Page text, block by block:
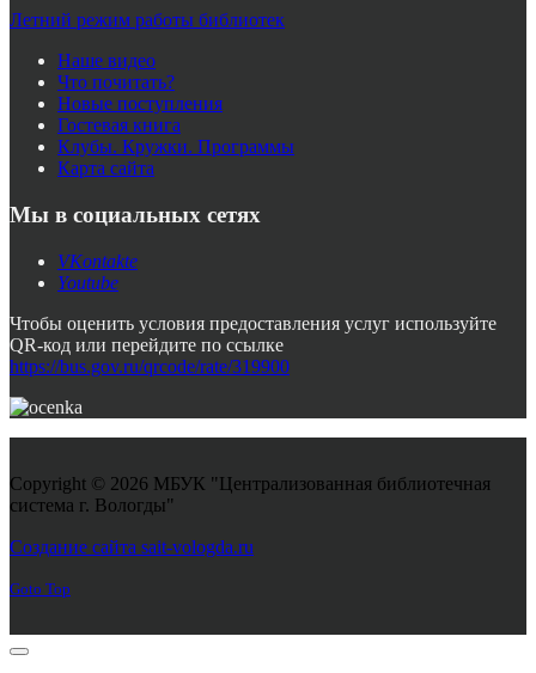
Летний режим работы библиотек
Наше видео
Что почитать?
Новые поступления
Гостевая книга
Клубы. Кружки. Программы
Карта сайта
Мы в социальных сетях
VKontakte
Youtube
Чтобы оценить условия предоставления услуг используйте
QR-код или перейдите по ссылке
https://bus.gov.ru/qrcode/rate/319900
Copyright © 2026 МБУК "Централизованная библиотечная
система г. Вологды"
Создание сайта sait-vologda.ru
Goto Top